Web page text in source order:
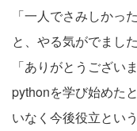
「一人でさみしかっ
と、やる気がでました
「ありがとうござい
pythonを学び始めた
いなく今後役立とい